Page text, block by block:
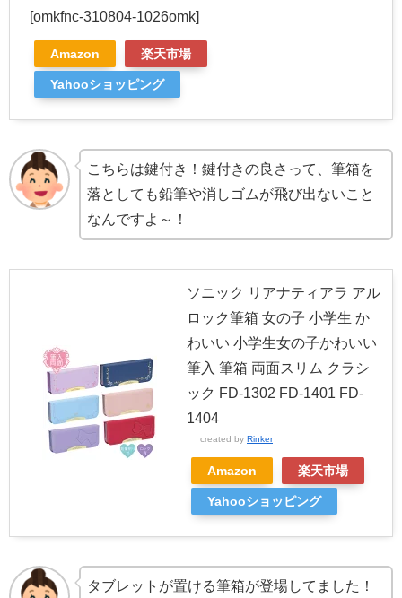
[omkfnc-310804-1026omk]
Amazon 楽天市場
Yahooショッピング
こちらは鍵付き！鍵付きの良さって、筆箱を
落としても鉛筆や消しゴムが飛び出ないこと
なんですよ～！
ソニック リアナティアラ アル
ロック筆箱 女の子 小学生 か
わいい 小学生女の子かわいい
筆入 筆箱 両面スリム クラシ
ック FD-1302 FD-1401 FD-
1404
created by Rinker
Amazon 楽天市場
Yahooショッピング
タブレットが置ける筆箱が登場してました！